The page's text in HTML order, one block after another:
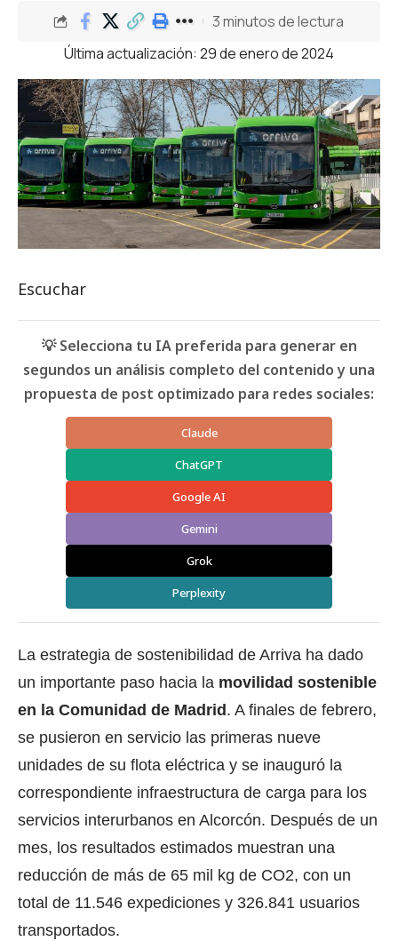
Última actualización: 29 de enero de 2024
3 minutos de lectura
Escuchar
💡 Selecciona tu IA preferida para generar en
segundos un análisis completo del contenido y una
propuesta de post optimizado para redes sociales:
Claude
ChatGPT
Google AI
Gemini
Grok
Perplexity
La estrategia de sostenibilidad de Arriva ha dado
un importante paso hacia la movilidad sostenible
en la Comunidad de Madrid . A finales de febrero,
se pusieron en servicio las primeras nueve
unidades de su flota eléctrica y se inauguró la
correspondiente infraestructura de carga para los
servicios interurbanos en Alcorcón. Después de un
mes, los resultados estimados muestran una
reducción de más de 65 mil kg de CO2, con un
total de 11.546 expediciones y 326.841 usuarios
transportados.